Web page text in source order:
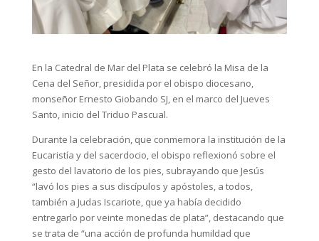
En la Catedral de Mar del Plata se celebró la Misa de la
Cena del Señor, presidida por el obispo diocesano,
monseñor Ernesto Giobando SJ, en el marco del Jueves
Santo, inicio del Triduo Pascual.
Durante la celebración, que conmemora la institución de la
Eucaristía y del sacerdocio, el obispo reflexionó sobre el
gesto del lavatorio de los pies, subrayando que Jesús
“lavó los pies a sus discípulos y apóstoles, a todos,
también a Judas Iscariote, que ya había decidido
entregarlo por veinte monedas de plata”, destacando que
se trata de “una acción de profunda humildad que